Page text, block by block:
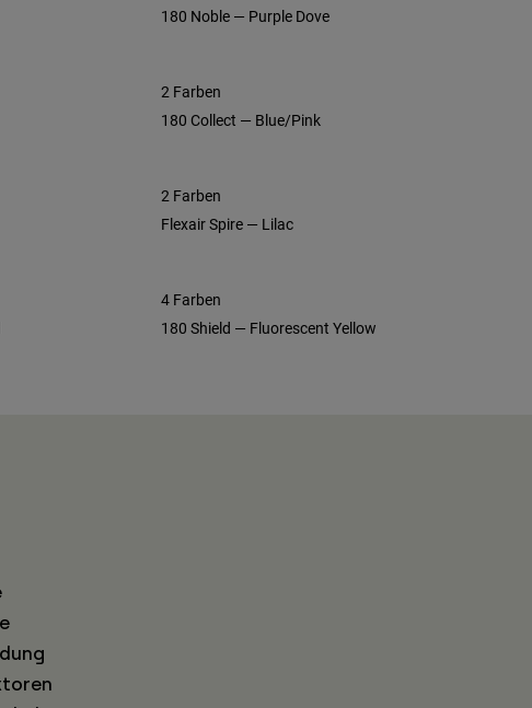
180 Noble — Purple Dove
2 Farben
180 Collect — Blue/Pink
2 Farben
Flexair Spire — Lilac
4 Farben
180 Shield — Fluorescent Yellow